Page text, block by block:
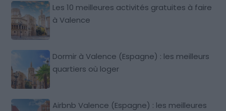
Les 10 meilleures activités gratuites à faire
à Valence
Dormir à Valence (Espagne) : les meilleurs
quartiers où loger
Airbnb Valence (Espagne) : les meilleures